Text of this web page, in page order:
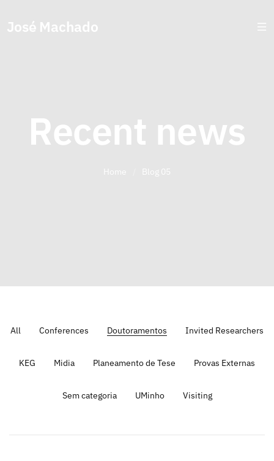
José Machado
Recent news
Home Blog 05
All Conferences Doutoramentos Invited Researchers
KEG Midia Planeamento de Tese Provas Externas
Sem categoria UMinho Visiting